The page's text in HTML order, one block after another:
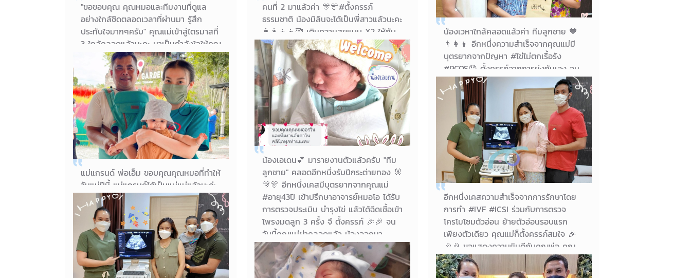
"ขอขอบคุณ คุณหมอและทีมงานที่ดูแล
อย่างใกล้ชิดตลอดเวลาที่ผ่านมา รู้สึก
ประทับใจมากๆครับ" คุณแม่เข้าสู่ไตรมาสที่
3 ใกล้คลอดแล้วนะคะ มาเป็นกำลังใจให้คุณ
แม่และครอบครัวกันค่าาา 😊✌️✌️ คุณพ่อ
คุณแม่จะได้เห็นหน้าเจ้าตัวเล็กแล้ว ตื้นเต้น
แทนเลยค่ะ ^^💖
22/04/2023
คุณแม่น้องธารา
คนที่ 2 มาแล้วค่า 🎊🎊#ตั้งครรภ์
ธรรมชาติ น้องมิลินจะได้เป็นพี่สาวแล้วนะคะ
👨‍👩‍👧‍👦🥰 เติมความสุขแบบ X2 ให้กับ
ครอบครัวไปเลยนะคะ ขอแสดงความยินดี
กับคุณพ่อ คุณแม่ และครอบครัวมา ณ ที่นี้
ค่า 💖
20/04/2023
คุณแม่น้องมิลิน
น้องเวหาใกล้คลอดแล้วค่า ทีมลูกชาย 💙
👨‍👩‍👧 อีกหนึ่งความสำเร็จจากคุณแม่มี
บุตรยากจากปัญหา #ไข่ไม่ตกเรื้อรัง
#PCOS😞 ตั้งครรภ์จากการยุ่งกันเอง จน
ตอนนี้ใกล้คลอดแล้วค่ะ คุณแม่วางแผน
คลอดเอง มาเป็นกำลังใจให้คุณแม่และ
ครอบครัวกันนะคะ 😊✌️✌️
19/04/2023
คุณแม่น้องเวหา
น้องเอเดน💕 มารายงานตัวแล้วครับ "ทีม
ลูกชาย" คลอดอีกหนึ่งรับปีกระต่ายทอง 🐰
🎊🎊 อีกหนึ่งเคสมีบุตรยากจากคุณแม่
#อายุ43ปี เข้าปรึกษาอาจารย์หมอโอ ได้รับ
การตรวจประเมิน บำรุงไข่ แล้วได้ฉีดเชื้อเข้า
โพรงมดลูก 3 ครั้ง จึ ตั้งครรภ์ 🎉🎉 จน
วันนี้คุณแม่ผ่าคลอดแล้ว น้องออกมา
สมบูรณ์ แข็งแรงดี แถมยังน่าเกลียดน่าชัง
สมใจที่คุณพ่อคุณแม่ได้รอคอยมาเลยค่าา
🥰
แม่แกรนด์ พ่อเอ็ม ขอบคุณคุณหมอที่ทำให้
วันแม่ปีนี้ แม่แกรนด์ได้เป็นแม่แม่แล้วนะค่ะ
ขอบคุณพี่ๆอันดาวินทุกคนด้วยนะค่ะ น้อง
เฌอเลี้ยงง่าย อารมณ์ดี ขอบคุณคุณหมอ
นะค่ะ
12/08/2022
คุณแม่แกรนด์
อีกหนึ่งเคสความสำเร็จจากการรักษาโดย
การทำ #IVF #ICSI ร่วมกับการตรวจ
โครโมโซมตัวอ่อน ย้ายตัวอ่อนรอบแรก
เพียงตัวเดียว คุณแม่ก็ตั้งครรภ์สมใจ 🎉
🎉🎉 ขอแสดงความยินดีกับคุณพ่อ คุณ
แม่ และครอบครัวมา ณ ที่นี้ค่า 💖 คุณพ่อ
ดีใจ คุณแม่ดีใจ หมอก็ดีใจค่า 😊